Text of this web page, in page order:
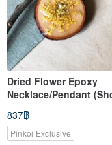
Dried Flower Epoxy
Necklace/Pendant
Style)
837฿
Pinkoi Exclusive